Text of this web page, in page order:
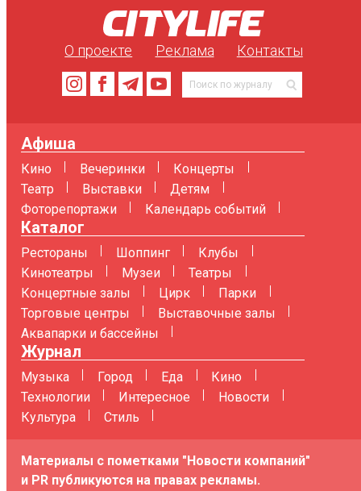
О проекте Реклама Контакты
Афиша
Кино Вечеринки
Концерты
Театр
Выставки
Детям
Фоторепортажи
Календарь событий
Каталог
Рестораны Шоппинг
Клубы
Кинотеатры
Музеи
Театры
Концертные залы
Цирк
Парки
Торговые центры
Выставочные залы
Аквапарки и бассейны
Журнал
Музыка Город Еда
Кино
Технологии
Интересное
Новости
Культура
Стиль
Материалы с пометками "Новости компаний"
и PR публикуются на правах рекламы.